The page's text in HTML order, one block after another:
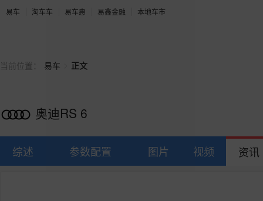
易车 淘车车 易车惠 易鑫金融 本地车市
当前位置： 易车 正文
奥迪RS 6
综述 参数配置 图片 视频 资讯